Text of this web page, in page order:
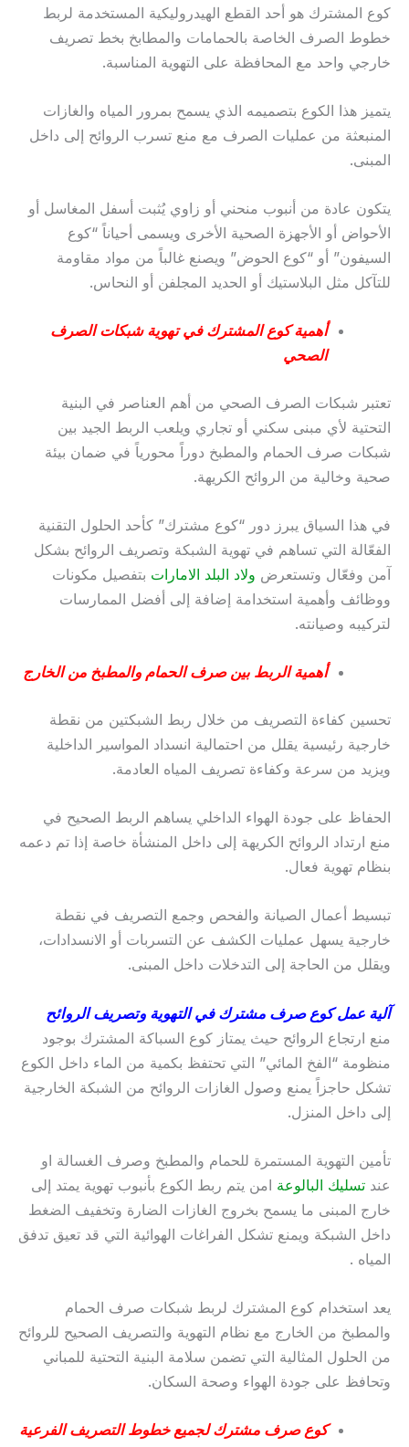
كوع المشترك هو أحد القطع الهيدروليكية المستخدمة لربط
خطوط الصرف الخاصة بالحمامات والمطابخ بخط تصريف
خارجي واحد مع المحافظة على التهوية المناسبة.
يتميز هذا الكوع بتصميمه الذي يسمح بمرور المياه والغازات
المنبعثة من عمليات الصرف مع منع تسرب الروائح إلى داخل
المبنى.
يتكون عادة من أنبوب منحني أو زاوي يُثبت أسفل المغاسل أو
الأحواض أو الأجهزة الصحية الأخرى ويسمى أحياناً “كوع
السيفون” أو “كوع الحوض” ويصنع غالباً من مواد مقاومة
للتآكل مثل البلاستيك أو الحديد المجلفن أو النحاس.
أهمية كوع المشترك في تهوية شبكات الصرف
الصحي
تعتبر شبكات الصرف الصحي من أهم العناصر في البنية
التحتية لأي مبنى سكني أو تجاري ويلعب الربط الجيد بين
شبكات صرف الحمام والمطبخ دوراً محورياً في ضمان بيئة
صحية وخالية من الروائح الكريهة.
في هذا السياق يبرز دور “كوع مشترك” كأحد الحلول التقنية
الفعّالة التي تساهم في تهوية الشبكة وتصريف الروائح بشكل
آمن وفعّال وتستعرض ولاد البلد الامارات بتفصيل مكونات
ووظائف وأهمية استخدامة إضافة إلى أفضل الممارسات
لتركيبه وصيانته.
أهمية الربط بين صرف الحمام والمطبخ من الخارج
تحسين كفاءة التصريف من خلال ربط الشبكتين من نقطة
خارجية رئيسية يقلل من احتمالية انسداد المواسير الداخلية
ويزيد من سرعة وكفاءة تصريف المياه العادمة.
الحفاظ على جودة الهواء الداخلي يساهم الربط الصحيح في
منع ارتداد الروائح الكريهة إلى داخل المنشأة خاصة إذا تم دعمه
بنظام تهوية فعال.
تبسيط أعمال الصيانة والفحص وجمع التصريف في نقطة
خارجية يسهل عمليات الكشف عن التسربات أو الانسدادات،
ويقلل من الحاجة إلى التدخلات داخل المبنى.
آلية عمل كوع صرف مشترك في التهوية وتصريف الروائح
منع ارتجاع الروائح حيث يمتاز كوع السباكة المشترك بوجود
منظومة “الفخ المائي” التي تحتفظ بكمية من الماء داخل الكوع
تشكل حاجزاً يمنع وصول الغازات الروائح من الشبكة الخارجية
إلى داخل المنزل.
تأمين التهوية المستمرة للحمام والمطبخ وصرف الغسالة او
عند تسليك البالوعة امن يتم ربط الكوع بأنبوب تهوية يمتد إلى
خارج المبنى ما يسمح بخروج الغازات الضارة وتخفيف الضغط
داخل الشبكة ويمنع تشكل الفراغات الهوائية التي قد تعيق تدفق
المياه .
يعد استخدام كوع المشترك لربط شبكات صرف الحمام
والمطبخ من الخارج مع نظام التهوية والتصريف الصحيح للروائح
من الحلول المثالية التي تضمن سلامة البنية التحتية للمباني
وتحافظ على جودة الهواء وصحة السكان.
كوع صرف مشترك لجميع خطوط التصريف الفرعية